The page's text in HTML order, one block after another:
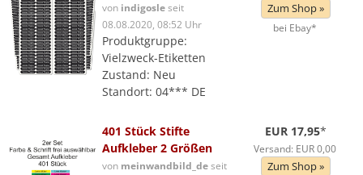
von indigosleseit
08.08.2020, 08:52 Uhr
Produktgruppe:
Vielzweck-Etiketten
Zustand: Neu
Standort: 04*** DE
Zum Shop »
bei Ebay*
401 Stück Stifte
Aufkleber 2 Größen
von meinwandbild_deseit
EUR 17,95*
Versand: EUR 0,00
Zum Shop »